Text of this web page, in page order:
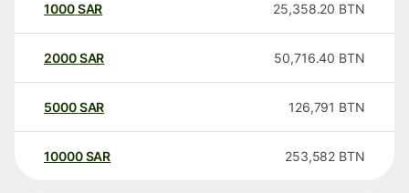
1000SAR 25,358.20 BTN
2000SAR 50,716.40 BTN
5000SAR 126,791 BTN
10000 SAR 253,582 BTN